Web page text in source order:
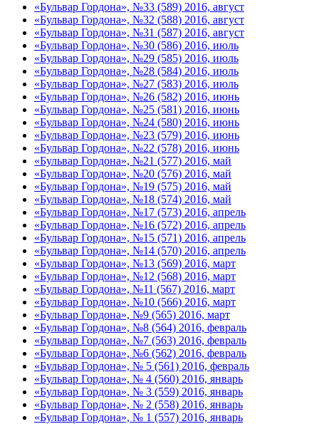
«Бульвар Гордона», №33 (589) 2016, август
«Бульвар Гордона», №32 (588) 2016, август
«Бульвар Гордона», №31 (587) 2016, август
«Бульвар Гордона», №30 (586) 2016, июль
«Бульвар Гордона», №29 (585) 2016, июль
«Бульвар Гордона», №28 (584) 2016, июль
«Бульвар Гордона», №27 (583) 2016, июль
«Бульвар Гордона», №26 (582) 2016, июнь
«Бульвар Гордона», №25 (581) 2016, июнь
«Бульвар Гордона», №24 (580) 2016, июнь
«Бульвар Гордона», №23 (579) 2016, июнь
«Бульвар Гордона», №22 (578) 2016, июнь
«Бульвар Гордона», №21 (577) 2016, май
«Бульвар Гордона», №20 (576) 2016, май
«Бульвар Гордона», №19 (575) 2016, май
«Бульвар Гордона», №18 (574) 2016, май
«Бульвар Гордона», №17 (573) 2016, апрель
«Бульвар Гордона», №16 (572) 2016, апрель
«Бульвар Гордона», №15 (571) 2016, апрель
«Бульвар Гордона», №14 (570) 2016, апрель
«Бульвар Гордона», №13 (569) 2016, март
«Бульвар Гордона», №12 (568) 2016, март
«Бульвар Гордона», №11 (567) 2016, март
«Бульвар Гордона», №10 (566) 2016, март
«Бульвар Гордона», №9 (565) 2016, март
«Бульвар Гордона», №8 (564) 2016, февраль
«Бульвар Гордона», №7 (563) 2016, февраль
«Бульвар Гордона», №6 (562) 2016, февраль
«Бульвар Гордона», № 5 (561) 2016, февраль
«Бульвар Гордона», № 4 (560) 2016, январь
«Бульвар Гордона», № 3 (559) 2016, январь
«Бульвар Гордона», № 2 (558) 2016, январь
«Бульвар Гордона», № 1 (557) 2016, январь